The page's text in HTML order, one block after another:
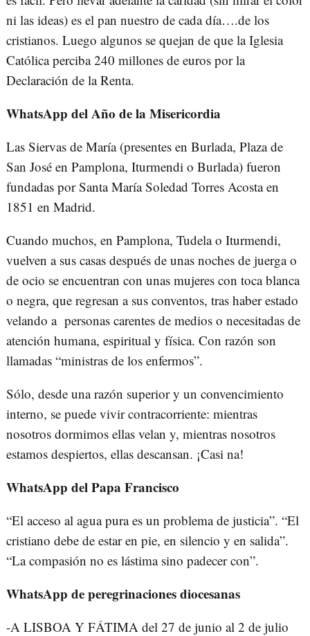
ni las ideas) es el pan nuestro de cada día….de los
cristianos. Luego algunos se quejan de que la Iglesia
Católica perciba 240 millones de euros por la
Declaración de la Renta.
WhatsApp del Año de la Misericordia
Las Siervas de María (presentes en Burlada, Plaza de
San José en Pamplona, Iturmendi o Burlada) fueron
fundadas por Santa María Soledad Torres Acosta en
1851 en Madrid.
Cuando muchos, en Pamplona, Tudela o Iturmendi,
vuelven a sus casas después de unas noches de juerga o
de ocio se encuentran con unas mujeres con toca blanca
o negra, que regresan a sus conventos, tras haber estado
velando a personas carentes de medios o necesitadas de
atención humana, espiritual y física. Con razón son
llamadas “ministras de los enfermos”.
Sólo, desde una razón superior y un convencimiento
interno, se puede vivir contracorriente: mientras
nosotros dormimos ellas velan y, mientras nosotros
estamos despiertos, ellas descansan. ¡Casi na!
WhatsApp del Papa Francisco
“El acceso al agua pura es un problema de justicia”. “El
cristiano debe de estar en pie, en silencio y en salida”.
“La compasión no es lástima sino padecer con”.
WhatsApp de peregrinaciones diocesanas
-A LISBOA Y FÁTIMA del 27 de junio al 2 de julio